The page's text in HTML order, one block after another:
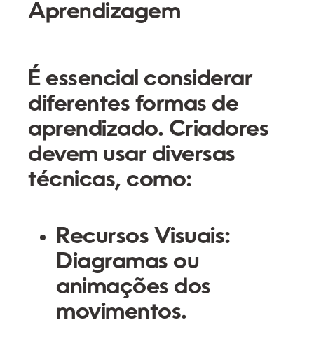
Aprendizagem
É essencial considerar
diferentes formas de
aprendizado. Criadores
devem usar diversas
técnicas, como:
Recursos Visuais:
Diagramas ou
animações dos
movimentos.